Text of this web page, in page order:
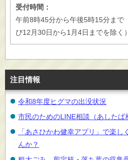
受付時間：
午前8時45分から午後5時15分まで
び12月30日から1月4日までを除く）
注目情報
令和8年度ヒグマの出没状況
市民のためのLINE相談（あしたば
「あさひかわ健幸アプリ」で楽
んか？